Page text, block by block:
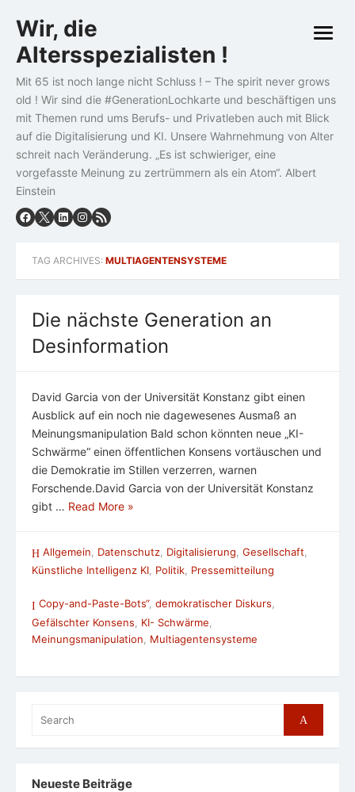
to
content
Wir, die
Altersspezialisten !
Mit 65 ist noch lange nicht Schluss ! – The spirit never grows
old ! Wir sind die #GenerationLochkarte und beschäftigen uns
mit Themen rund ums Berufs- und Privatleben auch mit Blick
auf die Digitalisierung und KI. Unsere Wahrnehmung von Alter
schreit nach Veränderung. „Es ist schwieriger, eine
vorgefasste Meinung zu zertrümmern als ein Atom“. Albert
Einstein
open
TAG ARCHIVES: MULTIAGENTENSYSTEME
Die nächste Generation an
Desinformation
David Garcia von der Universität Konstanz gibt einen
Ausblick auf ein noch nie dagewesenes Ausmaß an
Meinungsmanipulation Bald schon könnten neue „KI-
Schwärme“ einen öffentlichen Konsens vortäuschen und
die Demokratie im Stillen verzerren, warnen
Forschende.David Garcia von der Universität Konstanz
gibt … Read More »
Allgemein Datenschutz Digitalisierung Gesellschaft
Künstliche Intelligenz KI, Politik, Pressemitteilung
Copy-and-Paste-Bots“, demokratischer Diskurs,
Gefälschter Konsens
KI- Schwärme
Meinungsmanipulation
Multiagentensysteme
for:
Search
Neueste Beiträge